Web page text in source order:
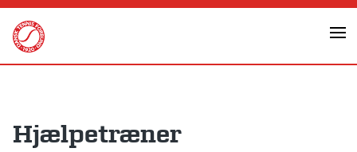
Skip
content
Hjælpetræner